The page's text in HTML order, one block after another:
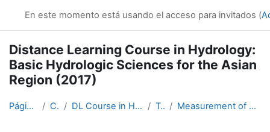
En este momento está usando el acceso para invitados (
Distance Learning Course in Hydrology:
Basic Hydrologic Sciences for the Asian
Region (2017)
Página Principal Cursos DL Course in Hydrology - Asia RA-II-2017 Topic 4 Measurement of River Discharge ( html version )